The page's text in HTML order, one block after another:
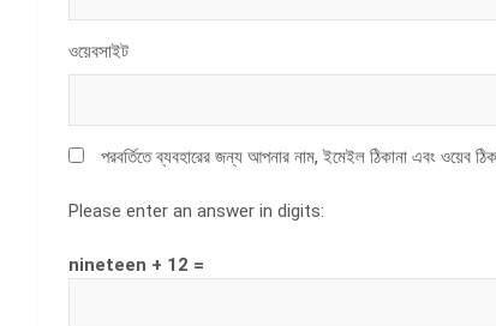
ওয়েবসাইট
পরবর্তিতে ব্যবহারের জন্য আপনার নাম, ইমেইল ঠিকানা এবং ওয়েব
Please enter an answer in digits:
nineteen + 12 =